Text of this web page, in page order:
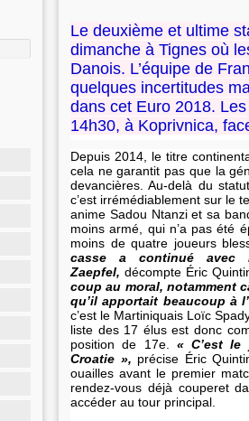
Le deuxième et ultime
dimanche à Tignes où
Danois. L’équipe de
quelques incertitudes
dans cet Euro 2018.
14h30, à Koprivnica,
Depuis 2014, le titre
cela ne garantit pas que la
devancières. Au-delà du
c’est irrémédiablement sur le
anime Sadou Ntanzi et sa
moins armé, qui n’a pas été
moins de quatre joueurs
casse a continué avec
Zaepfel, décompte Éric
coup au moral, notamment
qu’il apportait beaucoup à
c’est le Martiniquais Loïc
liste des 17 élus est donc
position de 17e. « C’est le
Croatie », précise Éric
ouailles avant le premier
rendez-vous déjà couperet
accéder au tour principal.